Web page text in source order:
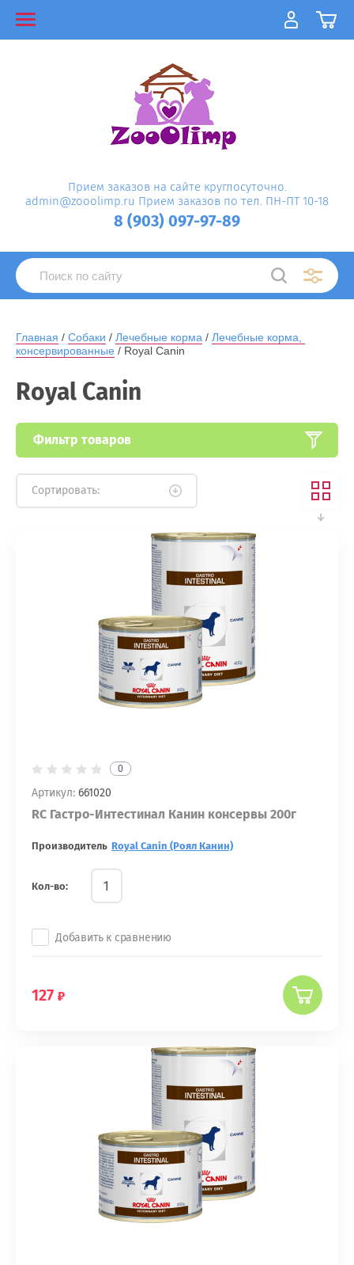
Прием заказов на сайте круглосуточно.
admin@zooolimp.ru Прием заказов по тел. ПН-ПТ 10-18
8 (903) 097-97-89
Главная / Собаки / Лечебные корма / Лечебные корма,
консервированные / Royal Canin
Royal Canin
Фильтр товаров
Сортировать:
0
Артикул: 661020
RC Гастро-Интестинал Канин консервы 200г
Производитель Royal Canin (Роял Канин)
Кол-во:
Добавить к сравнению
127